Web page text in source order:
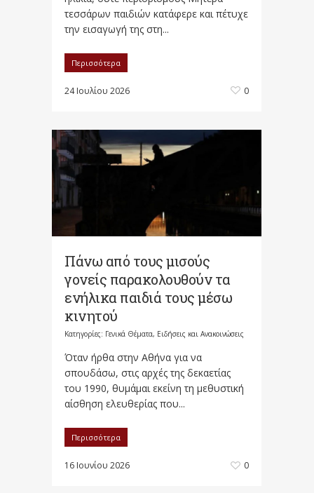
τεσσάρων παιδιών κατάφερε και πέτυχε
την εισαγωγή της στη...
Περισσότερα
24 Ιουλίου 2026 0
Πάνω από τους μισούς
γονείς παρακολουθούν τα
ενήλικα παιδιά τους μέσω
κινητού
Κατηγορίες: Γενικά Θέματα, Ειδήσεις και Ανακοινώσεις
Όταν ήρθα στην Αθήνα για να
σπουδάσω, στις αρχές της δεκαετίας
του 1990, θυμάμαι εκείνη τη μεθυστική
αίσθηση ελευθερίας που...
Περισσότερα
16 Ιουνίου 2026 0